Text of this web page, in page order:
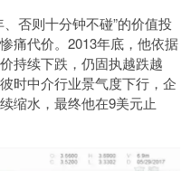
否则十分钟不碰”的价值投
痛代价。2013年底，他依据
持续下跌，仍固执越跌越
时中介行业景气度下行，企
缩水，最终他在9美元止